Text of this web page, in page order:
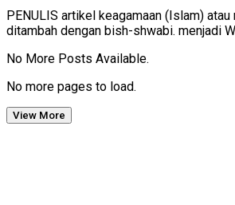
PENULIS artikel keagamaan (Islam)
ditambah dengan bish-shwabi. menjadi
No More Posts Available.
No more pages to load.
View More